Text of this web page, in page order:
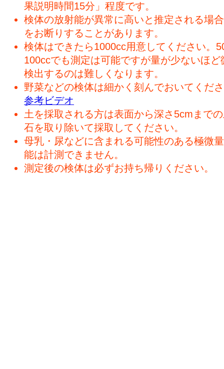
果説明時間15分」程度です。
検体の放射能が異常に高いと推定される場
をお断りすることがあります。
検体はできたら1000cc用意してください。
100ccでも測定は可能ですが量が少ないほど
検出するのは難しくなります。
野菜などの検体は細かく刻んでおいてくだ
参考ビデオ
土を採取される方は表面から深さ5cmまで
石を取り除いて採取してください。
母乳・尿などに含まれる可能性のある極微
能は計測できません。
測定後の検体は必ずお持ち帰りください。